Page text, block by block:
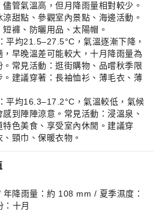
管氣溫高，但月降雨量相對較少。
甜點、參觀室內景點、海邊活動。
褲、防曬用品、太陽帽。
平均21.5–27.5°C，氣溫逐漸下降，
，早晚溫差可能較大，十月降雨量為
常見活動：逛街購物、品嚐秋季限
。建議穿著：長袖恤衫、薄毛衣、薄
平均16.3–17.2°C，氣溫較低，氣候
到陣陣涼意。常見活動：浸溫泉、
特色美食、享受室內休閒。建議穿
頸巾、保暖衣物。
降雨量：約 108 mm / 夏季濕度：
十月